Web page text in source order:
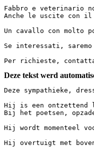
Fabbro e veterinario
Anche le uscite con
Un cavallo con molto
Se interessati,
Per richieste,
Deze tekst werd
Deze sympathieke,
Hij is een ontzettend
Bij het poetsen,
Hij wordt momenteel
Hij overtuigt met